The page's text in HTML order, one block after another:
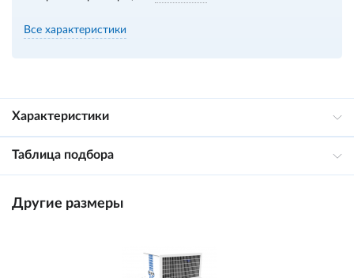
Все характеристики
Характеристики
Таблица подбора
Другие размеры